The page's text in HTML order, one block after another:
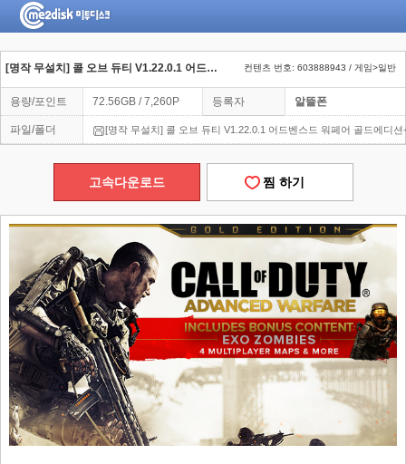
[명작 무설치] 콜 오브 듀티 V1.22.0.1 어드벤스드 워페어 골드에디션+트레이너 컨텐츠 번호: 603888943 / 게임>일반
용량/포인트 72.56GB / 7,260P 등록자 알뜰폰
파일/폴더 [명작 무설치] 콜 오브 듀티 V1.22.0.1 어드벤스드 워페어 골드에디션
고속다운로드 찜 하기